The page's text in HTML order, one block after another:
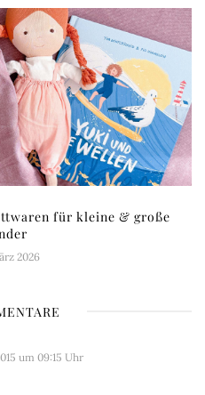
für kleine & große
2026
um 09:15 Uhr